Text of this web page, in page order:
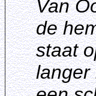
Van
de
staat
langer